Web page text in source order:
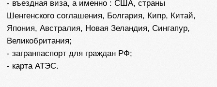
также, в отдельных случаях, подача пакета
документов Исполнителем (без личного
также, в случае необходимости,
уведомление Заказчика о его вызове на
в заполнении согласия на обработку
персональных данных;